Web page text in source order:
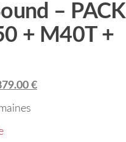
– PACK
+ M40T +
€